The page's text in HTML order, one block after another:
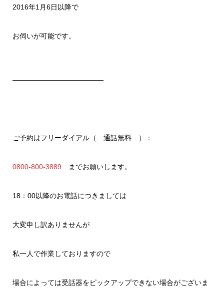
2016年1月6日以降で
お伺いが可能です。
—————————————
ご予約はフリーダイアル（ 通話無料 ）：
0800-800-3889 までお願いします。
18：00以降のお電話につきましては
大変申し訳ありませんが
私一人で作業しておりますので
場合によっては受話器をピックアップできない場合がございま